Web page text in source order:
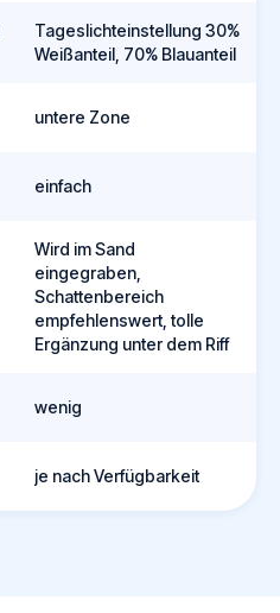
Tageslichteinstellung 30%
Weißanteil, 70% Blauanteil
untere Zone
einfach
Wird im Sand
eingegraben,
Schattenbereich
empfehlenswert, tolle
Ergänzung unter dem Riff
wenig
je nach Verfügbarkeit